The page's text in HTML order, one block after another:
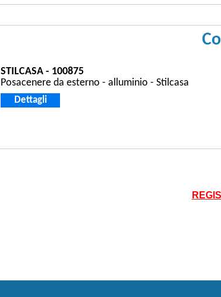
STILCASA - 100875
Posacenere da esterno - alluminio - Stilcasa
Dettagli